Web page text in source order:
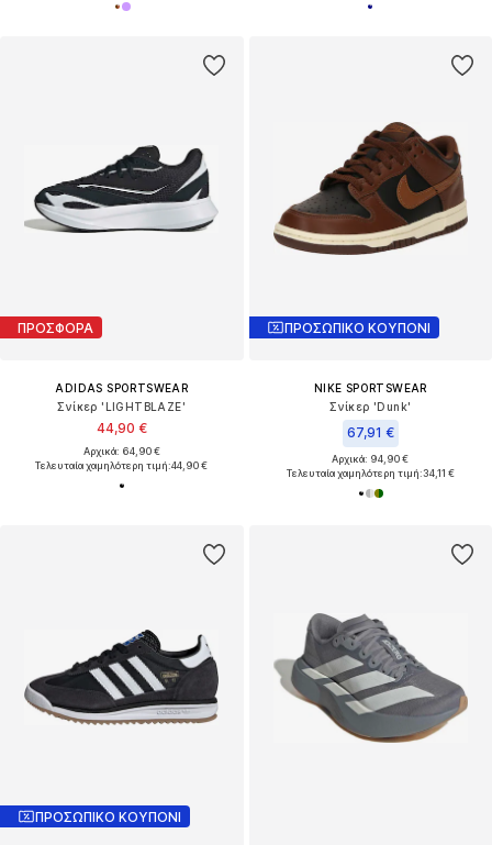
ΠΡΟΣΦΟΡΑ
ADIDAS SPORTSWEAR
Σνίκερ 'LIGHTBLAZE'
44,90 €
Αρχικά: 64,90 €
Τελευταία χαμηλότερη τιμή:44,90 €
ΠΡΟΣΩΠΙΚΟ ΚΟΥΠΟΝΙ
NIKE SPORTSWEAR
Σνίκερ 'Dunk'
67,91 €
Αρχικά: 94,90 €
Τελευταία χαμηλότερη τιμή:34,11 €
ΠΡΟΣΩΠΙΚΟ ΚΟΥΠΟΝΙ